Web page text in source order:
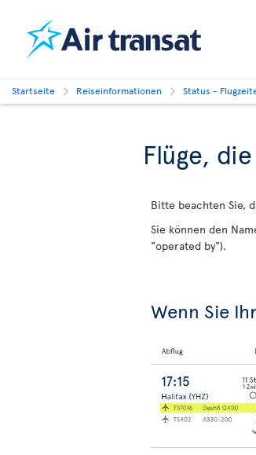
Startseite Reiseinformationen Status -
Flüge,
Bitte beachten Sie,
Sie können den
"operated by").
Wenn Sie